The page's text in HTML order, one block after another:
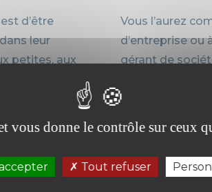
d’être
leur
petites, aux
votre
Vous l’aurez
d’entreprise ou
gérant de
structurer et
d’expert-
La tenue et
situation
Le conseil
vous donne le contrôle sur ceux
Tout refuser